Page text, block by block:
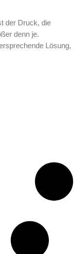
der Druck, die
denn je.
Lösung,